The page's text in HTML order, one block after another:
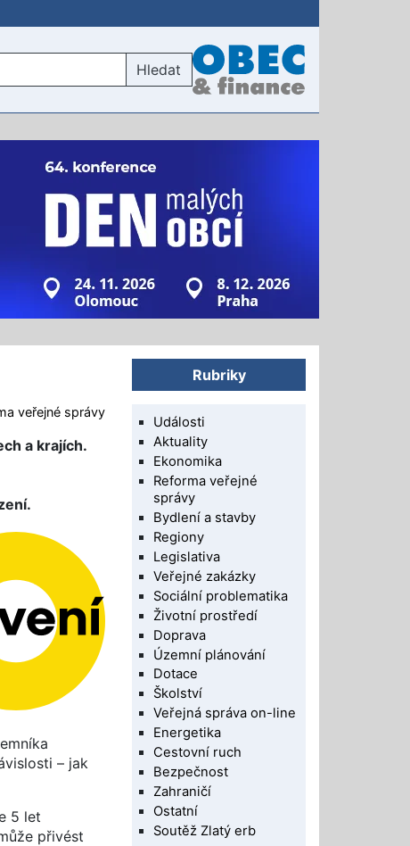
Hledat
veřejné správy
a krajích.
– jak
5 let
přivést
Rubriky
Události
Aktuality
Ekonomika
Reforma veřejné
správy
Bydlení a stavby
Regiony
Legislativa
Veřejné zakázky
Sociální problematika
Životní prostředí
Doprava
Územní plánování
Dotace
Školství
Veřejná správa on-line
Energetika
Cestovní ruch
Bezpečnost
Zahraničí
Ostatní
Soutěž Zlatý erb